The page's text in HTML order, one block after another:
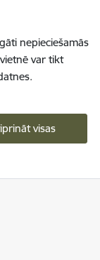
nepieciešamās
var tikt
visas